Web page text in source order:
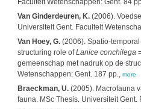
Faculteit Wetenschappen: Gent. 84
Van Ginderdeuren, K.(2006).
Universiteit Gent. Faculteit
Van Hoey, G.(2006). Spatio-
structuring role ofLanice conchilega
gemeenschap met nadruk op de
Wetenschappen: Gent. 187 pp., more
Braeckman, U.(2005). Macrofauna
fauna. MSc Thesis. Universiteit